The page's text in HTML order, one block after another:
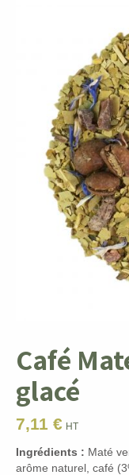
Café
glacé
7,11 € HT
Ingrédients : Maté
arôme naturel, café